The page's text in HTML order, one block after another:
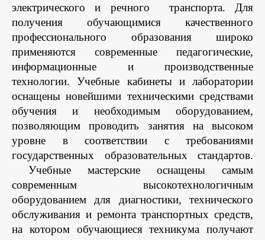
электрического и речного
транспорта. Для
получения обучающимися качественного
профессионального образования широко
применяются современные педагогические,
информационные и производственные
технологии. Учебные кабинеты и лаборатории
оснащены новейшими техническими средствами
обучения и необходимым оборудованием,
позволяющим проводить занятия на высоком
уровне в соответствии с требованиями
государственных образовательных стандартов.
Учебные мастерские оснащены самым
современным высокотехнологичным
оборудованием для диагностики, технического
обслуживания и ремонта транспортных средств,
на котором обучающиеся техникума получают